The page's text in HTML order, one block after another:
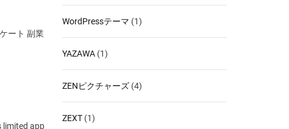
ート 副業
limited app
WordPressテーマ (1)
YAZAWA (1)
ZENピクチャーズ (4)
ZEXT (1)